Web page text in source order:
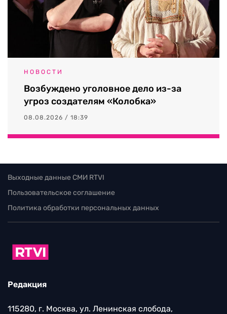
НОВОСТИ
Возбуждено уголовное дело из-за
угроз создателям «Колобка»
08.08.2026 / 18:39
Выходные данные СМИ RTVI
Пользовательское соглашение
Политика обработки персональных данных
Редакция
115280, г. Москва, ул. Ленинская слобода,